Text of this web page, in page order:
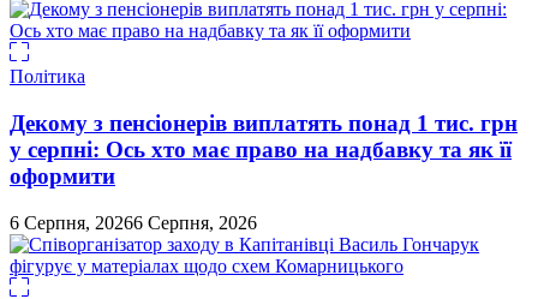
Політика
Декому з пенсіонерів виплатять понад 1 тис. грн
у серпні: Ось хто має право на надбавку та як її
оформити
6 Серпня, 20266 Серпня, 2026